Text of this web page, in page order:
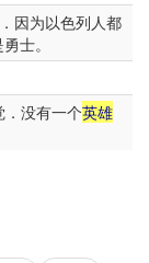
因为以色列人都
士。
没有一个英雄